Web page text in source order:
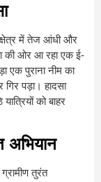
में तेज आंधी और
की ओर आ रहा एक ई-
एक पुराना नीम का
पड़ा। हादसा
को बाहर
अभियान
तुरंत